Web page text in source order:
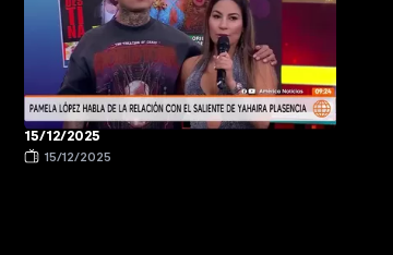
15/12/2025
15/12/2025